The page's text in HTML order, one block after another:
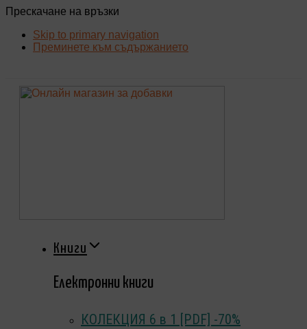
Прескачане на връзки
Skip to primary navigation
Преминете към съдържанието
Книги
Eлектронни книги
КОЛЕКЦИЯ 6 в 1 [PDF] -70%